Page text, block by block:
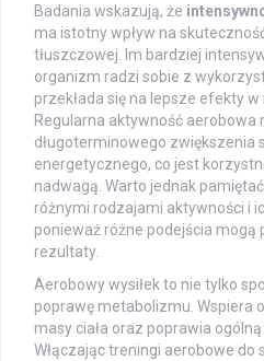
Badania wskazują, że
ma istotny wpływ na
tłuszczowej. Im bardziej
organizm radzi sobie z
przekłada się na lepsze efekty w
Regularna aktywność
długoterminowego zwiększenia
energetycznego, co jest
nadwagą. Warto jednak
różnymi rodzajami aktywności i
ponieważ różne podejścia mogą
rezultaty.
Aerobowy wysiłek to nie tylko
poprawę metabolizmu. Wspiera
masy ciała oraz poprawia
Włączając treningi aerobowe do